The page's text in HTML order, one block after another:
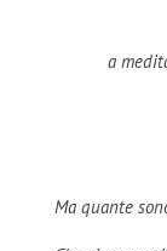
a
Ma quante